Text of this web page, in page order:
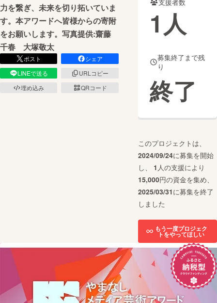
力を繋ぎ、未来を切り拓いていま
す。本アワードへ皆様からの寄附
をお願いします。写真提供:齋藤
千春 大塚敬太
ポスト
シェア
LINEで送る
URLコピー
埋め込み
QRコード
支援者数
1人
募集終了まで残
り
終了
このプロジェクトは、
2024/09/24に募集を開始
し、 1 人の支援により
15,000円の資金を集め、
2025/03/31に募集を終了
しました
もう一度プロジェク
トをやってほしい